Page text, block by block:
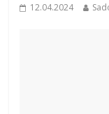
12.04.2024